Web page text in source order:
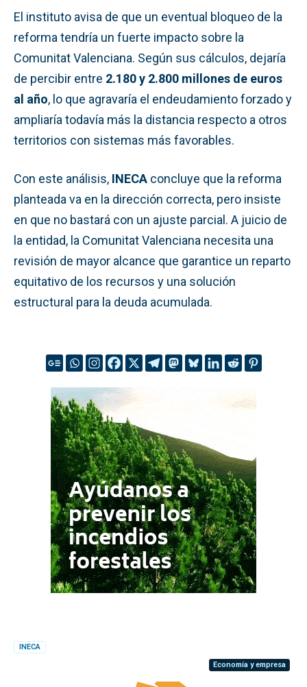
El instituto avisa de que un eventual bloqueo de la
reforma tendría un fuerte impacto sobre la
Comunitat Valenciana. Según sus cálculos, dejaría
de percibir entre 2.180 y 2.800 millones de euros
al año, lo que agravaría el endeudamiento forzado y
ampliaría todavía más la distancia respecto a otros
territorios con sistemas más favorables.
Con este análisis, INECA concluye que la reforma
planteada va en la dirección correcta, pero insiste
en que no bastará con un ajuste parcial. A juicio de
la entidad, la Comunitat Valenciana necesita una
revisión de mayor alcance que garantice un reparto
equitativo de los recursos y una solución
estructural para la deuda acumulada.
INECA
Economía y empresa